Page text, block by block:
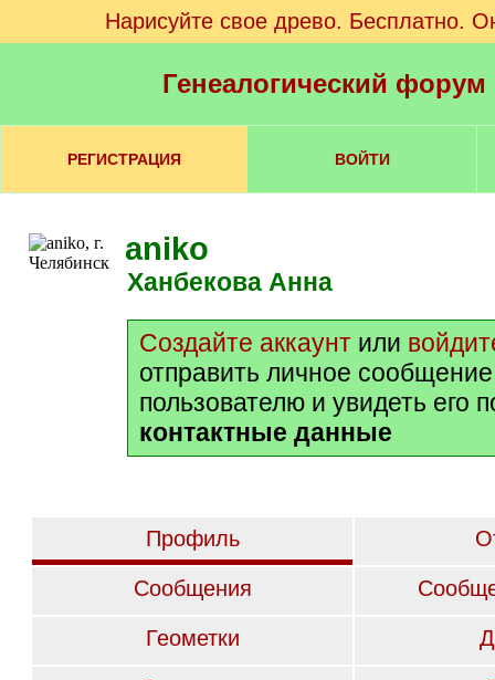
Нарисуйте свое древо. Бесплатно.
Генеалогический
РЕГИСТРАЦИЯ ВОЙТИ
aniko
Ханбекова Анна
Создайте аккаунт или
отправить личное
пользователю и увидеть его
контактные данные
Профиль
Сообщения
Геометки